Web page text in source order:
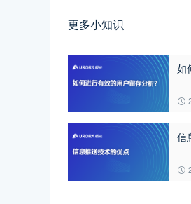
更多小知识
如
信